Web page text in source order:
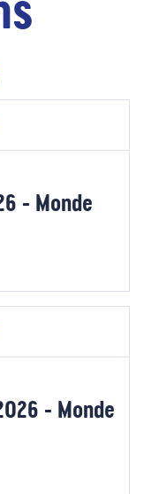
- Monde
- Monde